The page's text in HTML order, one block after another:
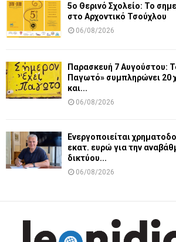
5ο Θερινό Σχολείο: Το
στο Αρχοντικό Τσούχλου
06/08/2026
Παρασκευή 7 Αυγούστου:
Παγωτό» συμπληρώνει 20
και...
06/08/2026
Ενεργοποιείται
εκατ. ευρώ για την
δικτύου...
06/08/2026